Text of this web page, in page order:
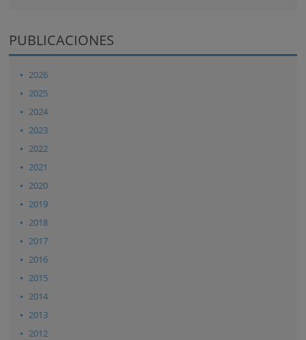
PUBLICACIONES
2026
2025
2024
2023
2022
2021
2020
2019
2018
2017
2016
2015
2014
2013
2012